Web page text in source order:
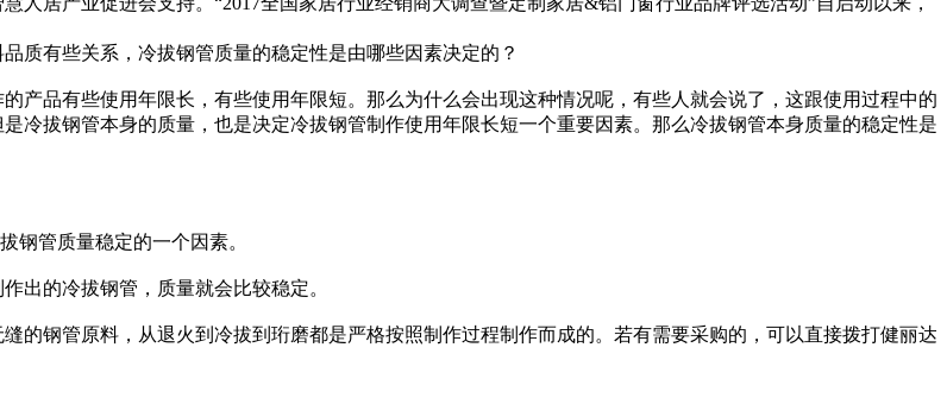
品质有些关系，冷拔钢管质量的稳定性是由哪些因素决定的？
产品有些使用年限长，有些使用年限短。那么为什么会出现这种情况呢，有些人就会说了，这跟使用过程中的
冷拔钢管本身的质量，也是决定冷拔钢管制作使用年限长短一个重要因素。那么冷拔钢管本身质量的稳定性是
钢管质量稳定的一个因素。
出的冷拔钢管，质量就会比较稳定。
的钢管原料，从退火到冷拔到珩磨都是严格按照制作过程制作而成的。若有需要采购的，可以直接拨打健丽达